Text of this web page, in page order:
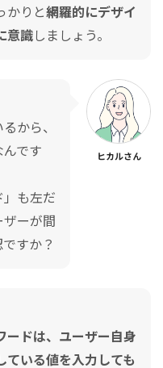
かりと網羅的にデザイ
意識しましょう。
から、
です
も左だ
ーが間
すか？
ヒカルさん
ードは、ユーザー自身
ている値を入力しても